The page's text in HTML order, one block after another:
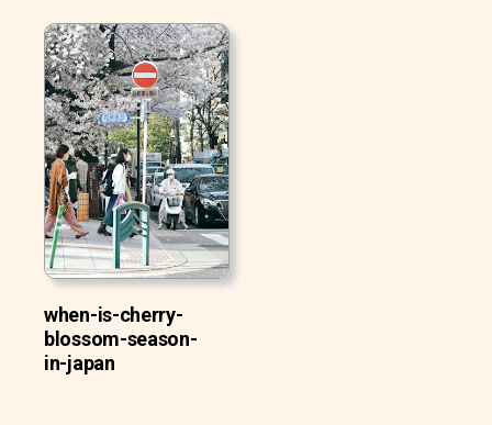
when-is-cherry-
blossom-season-
in-japan